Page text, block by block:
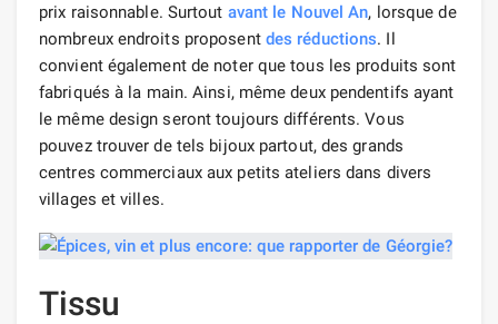
prix raisonnable. Surtout avant le Nouvel An, lorsque de
nombreux endroits proposent des réductions. Il
convient également de noter que tous les produits sont
fabriqués à la main. Ainsi, même deux pendentifs ayant
le même design seront toujours différents. Vous
pouvez trouver de tels bijoux partout, des grands
centres commerciaux aux petits ateliers dans divers
villages et villes.
Tissu